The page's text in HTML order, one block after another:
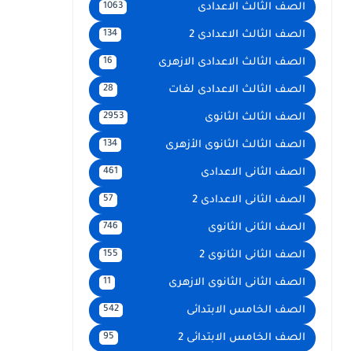
الصف الثالث الاعدادى 1063
الصف الثالث الاعدادى 2 134
الصف الثالث الاعدادى الازهرى 16
الصف الثالث الاعدادى لغات 28
الصف الثالث الثانوى 2953
الصف الثالث الثانوى الأزهرى 134
الصف الثانى الاعدادى 461
الصف الثانى الاعدادى 2 57
الصف الثانى الثانوى 746
الصف الثانى الثانوى 2 155
الصف الثانى الثانوى الازهرى 11
الصف الخامس الابتدائى 542
الصف الخامس الابتدائى 2 95